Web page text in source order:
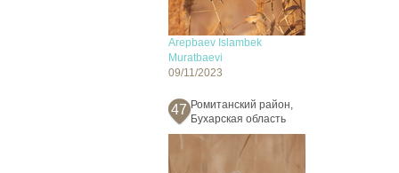
Arepbaev Islambek
Muratbaevi
09/11/2023
47 Ромитанский район,
Бухарская область